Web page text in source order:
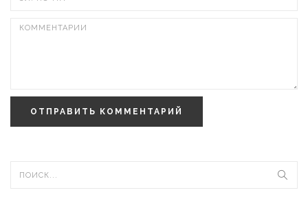
ОТПРАВИТЬ КОММЕНТАРИЙ